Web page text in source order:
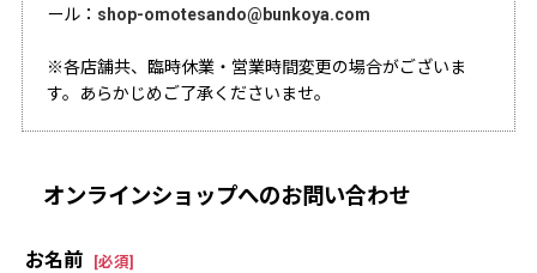
ール： shop-omotesando@bunkoya.com
※各店舗共、臨時休業・営業時間変更の場合がございま
す。あらかじめご了承くださいませ。
オンラインショップへのお問い合わせ
お名前 [必須]